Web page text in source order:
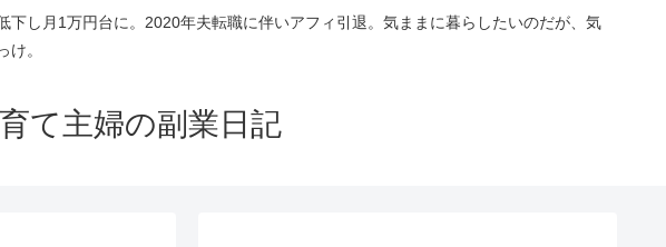
し月1万円台に。2020年夫転職に伴いアフィ引退。気ままに暮らしたいのだが、気
け。
て主婦の副業日記